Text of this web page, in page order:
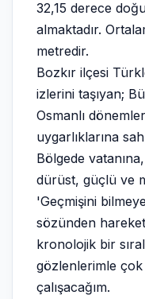
32,15 derece
almaktadır.
metredir.
Bozkır ilçesi
izlerini taşıyan;
Osmanlı
uygarlıklarına
Bölgede
dürüst, güçlü ve
'Geçmişini
sözünden
kronolojik bir
gözlenlerimle
çalışacağım.